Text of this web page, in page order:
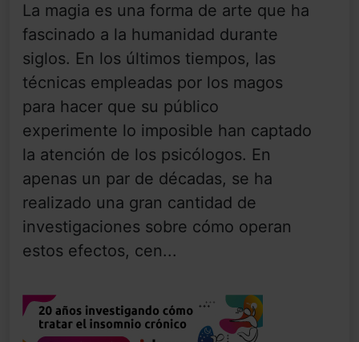
La magia es una forma de arte que ha
fascinado a la humanidad durante
siglos. En los últimos tiempos, las
técnicas empleadas por los magos
para hacer que su público
experimente lo imposible han captado
la atención de los psicólogos. En
apenas un par de décadas, se ha
realizado una gran cantidad de
investigaciones sobre cómo operan
estos efectos, cen...